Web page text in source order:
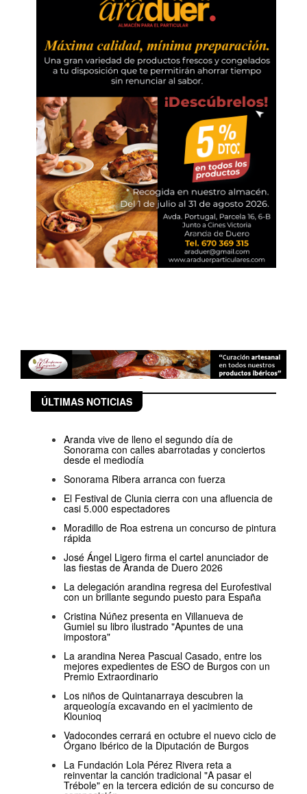
ÚLTIMAS NOTICIAS
Aranda vive de lleno el segundo día de
Sonorama con calles abarrotadas y conciertos
desde el mediodía
Sonorama Ribera arranca con fuerza
El Festival de Clunia cierra con una afluencia de
casi 5.000 espectadores
Moradillo de Roa estrena un concurso de pintura
rápida
José Ángel Ligero firma el cartel anunciador de
las fiestas de Aranda de Duero 2026
La delegación arandina regresa del Eurofestival
con un brillante segundo puesto para España
Cristina Núñez presenta en Villanueva de
Gumiel su libro ilustrado "Apuntes de una
impostora"
La arandina Nerea Pascual Casado, entre los
mejores expedientes de ESO de Burgos con un
Premio Extraordinario
Los niños de Quintanarraya descubren la
arqueología excavando en el yacimiento de
Klounioq
Vadocondes cerrará en octubre el nuevo ciclo de
Órgano Ibérico de la Diputación de Burgos
La Fundación Lola Pérez Rivera reta a
reinventar la canción tradicional "A pasar el
Trébole" en la tercera edición de su concurso de